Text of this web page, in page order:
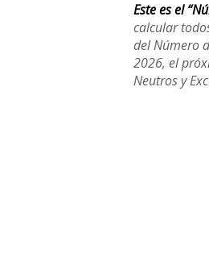
Este es el
calcular
del Número
2026, el
Neutros y